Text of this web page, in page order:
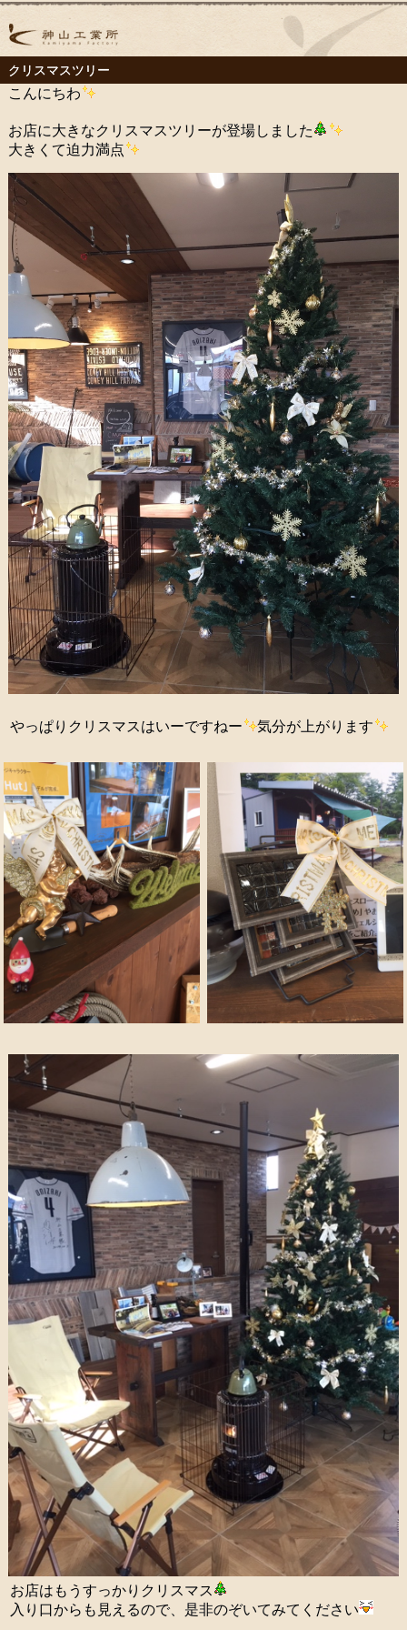
クリスマスツリー
こんにちわ
お店に大きなクリスマスツリーが登場しました
大きくて迫力満点
やっぱりクリスマスはいーですねー 気分が上がります
お店はもうすっかりクリスマス
入り口からも見えるので、是非のぞいてみてください